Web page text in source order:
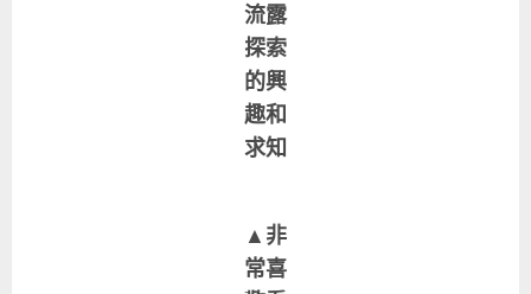
流露
探索
的興
趣和
求知
▲非
常喜